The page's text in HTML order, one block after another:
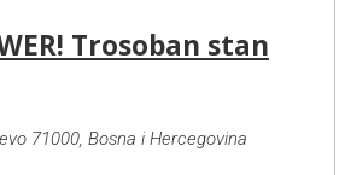
Trosoban stan
71000, Bosna i Hercegovina